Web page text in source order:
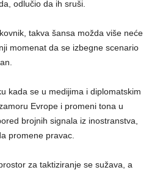
odlučio da ih sruši.
takva šansa možda više neće
momenat da se izbegne scenario
kada se u medijima i diplomatskim
Evrope i promeni tona u
brojnih signala iz inostranstva,
promene pravac.
za taktiziranje se sužava, a